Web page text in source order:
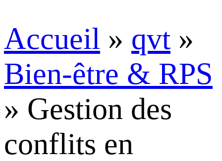
Accueil » qvt »
Bien-être & RPS
» Gestion des
conflits en